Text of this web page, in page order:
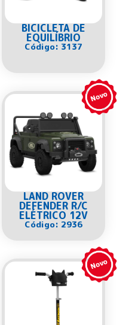
BICICLETA DE
EQUILÍBRIO
Código: 3137
LAND ROVER
DEFENDER R/C
ELÉTRICO 12V
Código: 2936